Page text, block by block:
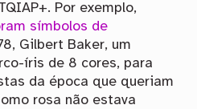
Por exemplo,
símbolos de
Gilbert Baker, um
íris de 8 cores, para
da época que queriam
rosa não estava